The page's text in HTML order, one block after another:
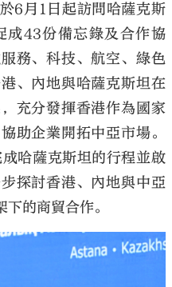
6月1日起訪問哈薩克斯
成43份備忘錄及合作協
務、科技、航空、綠色
、內地與哈薩克斯坦在
充分發揮香港作為國家
助企業開拓中亞市場。
哈薩克斯坦的行程並啟
探討香港、內地與中亞
的商貿合作。